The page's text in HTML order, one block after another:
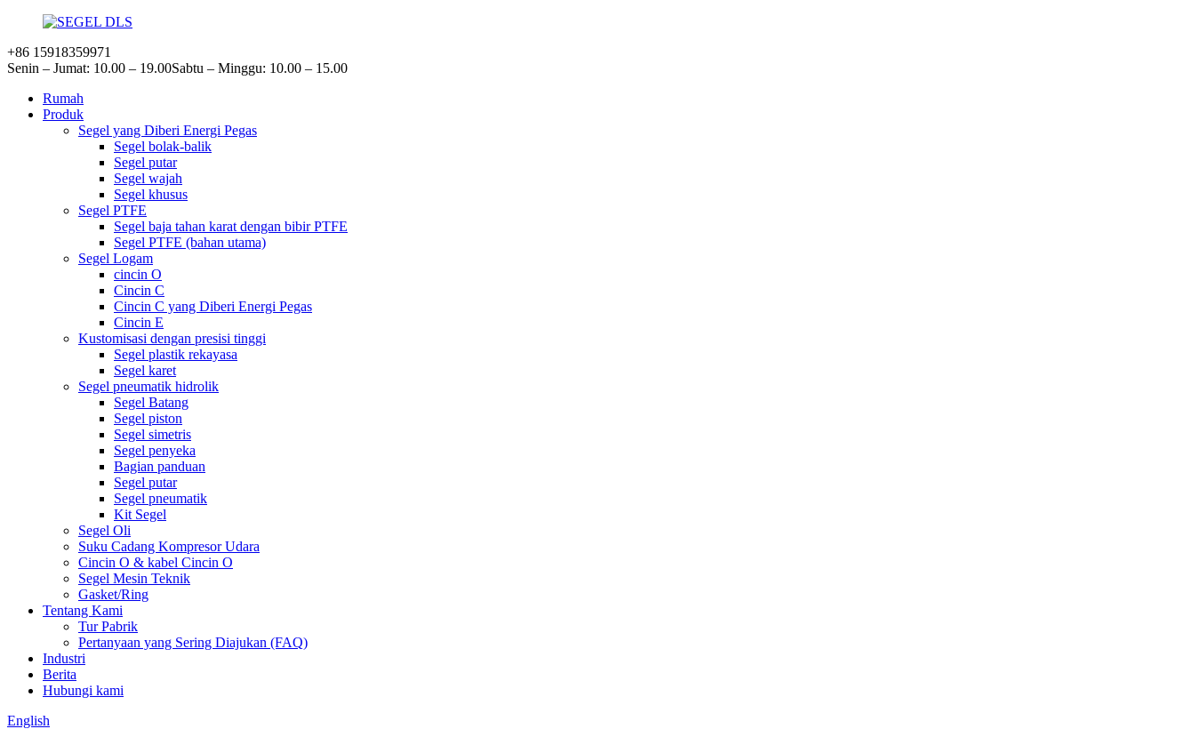
+86 15918359971
Senin – Jumat: 10.00 – 19.00Sabtu – Minggu: 10.00 – 15.00
Rumah
Produk
Segel yang Diberi Energi Pegas
Segel bolak-balik
Segel putar
Segel wajah
Segel khusus
Segel PTFE
Segel baja tahan karat dengan bibir PTFE
Segel PTFE (bahan utama)
Segel Logam
cincin O
Cincin C
Cincin C yang Diberi Energi Pegas
Cincin E
Kustomisasi dengan presisi tinggi
Segel plastik rekayasa
Segel karet
Segel pneumatik hidrolik
Segel Batang
Segel piston
Segel simetris
Segel penyeka
Bagian panduan
Segel putar
Segel pneumatik
Kit Segel
Segel Oli
Suku Cadang Kompresor Udara
Cincin O & kabel Cincin O
Segel Mesin Teknik
Gasket/Ring
Tentang Kami
Tur Pabrik
Pertanyaan yang Sering Diajukan (FAQ)
Industri
Berita
Hubungi kami
English